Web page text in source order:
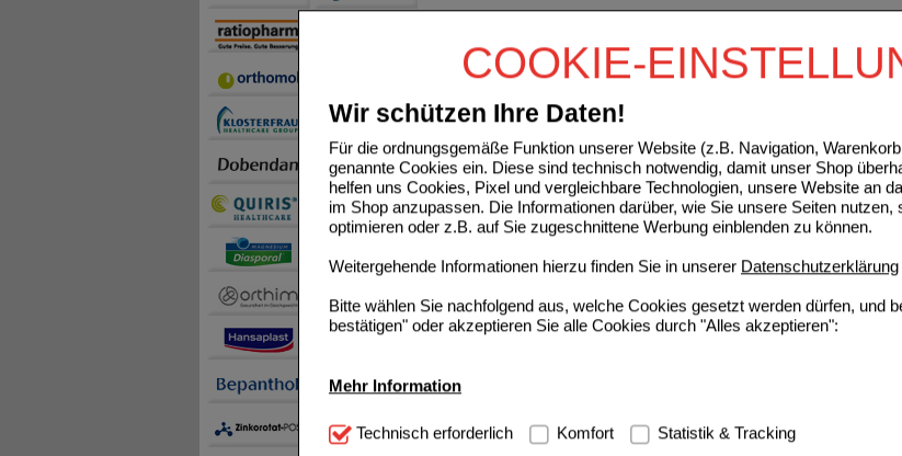
COOKIE-
Wir schützen Ihre Daten!
Für die ordnungsgemäße Funktion unserer Website (z.B. Navigation,
genannte Cookies ein. Diese sind technisch notwendig, damit unser Shop
helfen uns Cookies, Pixel und vergleichbare Technologien, unsere Website an
im Shop anzupassen. Die Informationen darüber, wie Sie unsere Seiten
optimieren oder z.B. auf Sie zugeschnittene Werbung einblenden zu können.
Weitergehende Informationen hierzu finden Sie in unserer Datenschutzerklärung
Bitte wählen Sie nachfolgend aus, welche Cookies gesetzt werden dürfen, und
bestätigen" oder akzeptieren Sie alle Cookies durch "Alles akzeptieren":
Mehr Information
Technisch Notwendig: Hierbei handelt es sich um Cookies, die für die
notwendig sind (z.B. Navigation, Warenkorb, Kundenkonto), weshalb auf diese
Technisch erforderlich Komfort Statistik & Tracking